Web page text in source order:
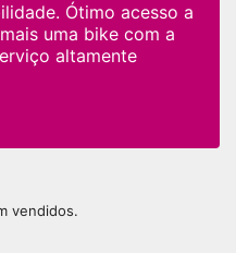
Ótimo acesso a
uma bike com a
altamente
vendidos.